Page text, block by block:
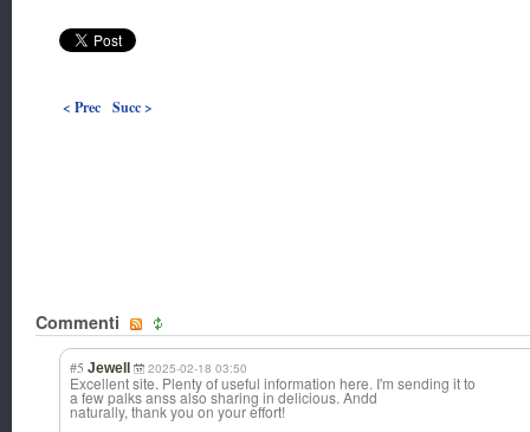
< Prec Succ >
Commenti
#5 Jewell 2025-02-18 03:50
Excellent site. Plenty of useful information here. I'm sending it to
a few palks anss also sharing in delicious. Andd
naturally, thank you on your effort!